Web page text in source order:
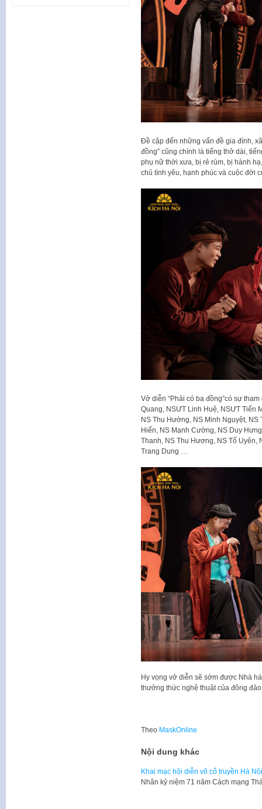
Đề cập đến những vấn đề gia đình,
đồng” cũng chính là tiếng thở dài,
phụ nữ thời xưa, bị rẻ rúm, bị hành
chủ tình yêu, hạnh phúc và cuộc đời
Vở diễn “Phải có ba đồng”có sự
Quang, NSƯT Linh Huệ, NSƯT Tiến
NS Thu Hường, NS Minh Nguyệt,
Hiển, NS Mạnh Cường, NS Duy
Thanh, NS Thu Hương, NS Tố Uyên,
Trang Dung …
Hy vọng vở diễn sẽ sớm được Nhà
thưởng thức nghệ thuật của đông
Theo MaskOnline
Nội dung khác
Khai mạc hội diễn võ cổ truyền Hà
Nhân kỷ niệm 71 năm Cách mạng